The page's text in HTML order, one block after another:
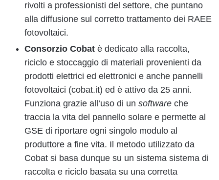
rivolti a professionisti del settore, che puntano
alla diffusione sul corretto trattamento dei RAEE
fotovoltaici.
Consorzio Cobat è dedicato alla raccolta,
riciclo e stoccaggio di materiali provenienti da
prodotti elettrici ed elettronici e anche pannelli
fotovoltaici (cobat.it) ed è attivo da 25 anni.
Funziona grazie all’uso di un software che
traccia la vita del pannello solare e permette al
GSE di riportare ogni singolo modulo al
produttore a fine vita. Il metodo utilizzato da
Cobat si basa dunque su un sistema sistema di
raccolta e riciclo basata su una corretta